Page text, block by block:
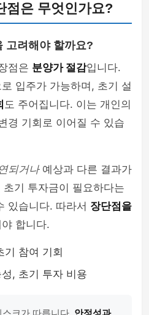
점은 무엇인가요?
고려해야 할까요?
점은 분양가 절감입니다.
입주가 가능하며, 초기 설
도 주어집니다. 이는 개인의
경 기회로 이어질 수 있습
되거나예상과 다른 결과가
기 투자금이 필요하다는
있습니다. 따라서 장단점을
합니다.
기 참여 기회
, 초기 투자 비용